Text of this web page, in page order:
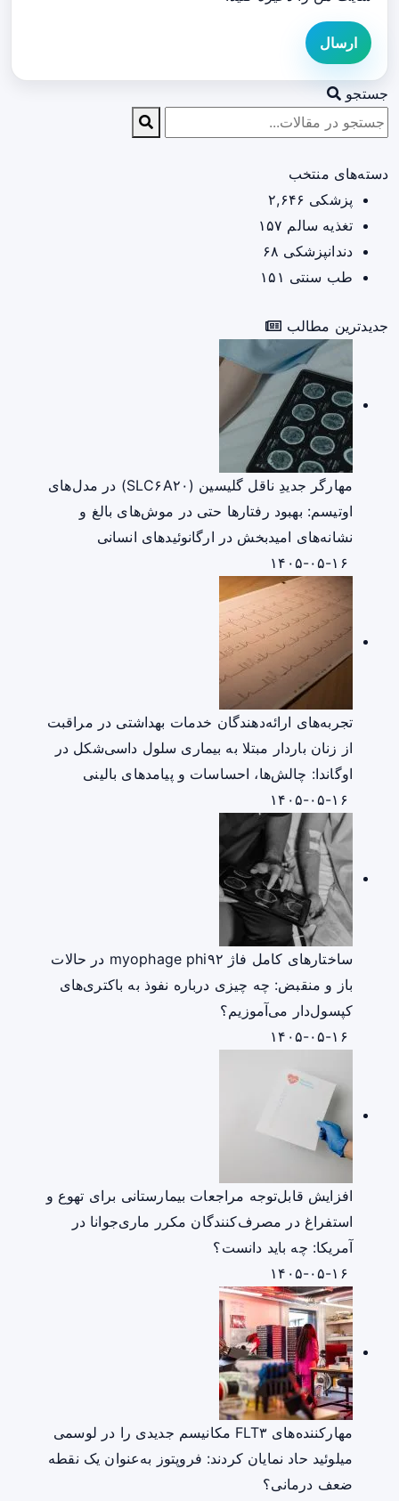
ارسال
جستجو
دسته‌های منتخب
پزشکی ۲,۶۴۶
تغذیه سالم ۱۵۷
دندانپزشکی ۶۸
طب سنتی ۱۵۱
جدیدترین مطالب
مهارگر جدیدِ ناقل گلیسین (SLC۶A۲۰) در مدل‌های
اوتیسم: بهبود رفتارها حتی در موش‌های بالغ و
نشانه‌های امیدبخش در ارگانوئیدهای انسانی
تجربه‌های ارائه‌دهندگان خدمات بهداشتی در مراقبت
از زنان باردار مبتلا به بیماری سلول داسی‌شکل در
اوگاندا: چالش‌ها، احساسات و پیامدهای بالینی
ساختارهای کامل فاژ myophage phi۹۲ در حالات
باز و منقبض: چه چیزی درباره نفوذ به باکتری‌های
کپسول‌دار می‌آموزیم؟
افزایش قابل‌توجه مراجعات بیمارستانی برای تهوع و
استفراغ در مصرف‌کنندگان مکرر ماری‌جوانا در
آمریکا: چه باید دانست؟
مهارکننده‌های FLT۳ مکانیسم جدیدی را در لوسمی
میلوئید حاد نمایان کردند: فروپتوز به‌عنوان یک نقطه
ضعف درمانی؟